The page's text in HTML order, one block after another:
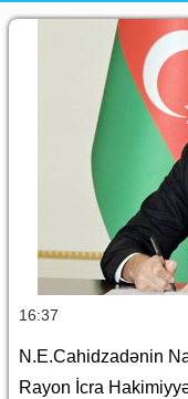
16:37
N.E.Cahidzadənin
Rayon İcra